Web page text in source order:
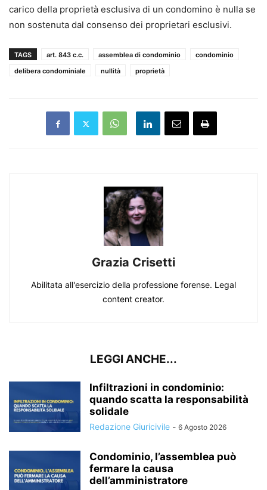
carico della proprietà esclusiva di un condomino è nulla se
non sostenuta dal consenso dei proprietari esclusivi.
TAGS art. 843 c.c. assemblea di condominio
condominio
delibera condominiale
nullità proprietà
Grazia Crisetti
Abilitata all'esercizio della professione forense. Legal
content creator.
LEGGI ANCHE...
Infiltrazioni in condominio:
quando scatta la responsabilità
solidale
Redazione Giuricivile - 6 Agosto 2026
Condominio, l’assemblea può
fermare la causa
dell’amministratore